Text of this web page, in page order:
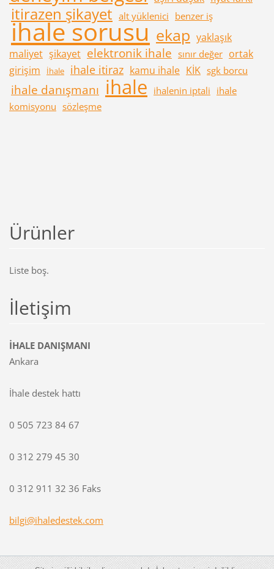
itirazen şikayet alt yüklenici benzer iş
ihale sorusu ekap yaklaşık
maliyet şikayet elektronik ihale sınır değer ortak
girişim
İhale ihale itiraz kamu ihale KİK sgk borcu
ihale danışmanı ihale ihalenin iptali ihale
komisyonu sözleşme
Ürünler
Liste boş.
İletişim
İHALE DANIŞMANI
Ankara
İhale destek hattı
0 505 723 84 67
0 312 279 45 30
0 312 911 32 36 Faks
bilgi@ihaledestek.com